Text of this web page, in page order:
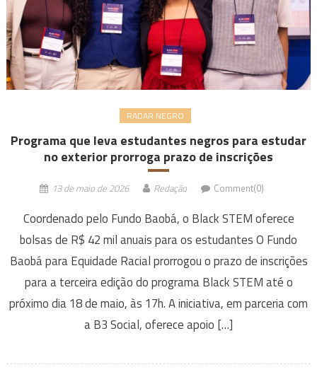
RADAR NEGRO
Programa que leva estudantes negros para estudar
no exterior prorroga prazo de inscrições
13 de maio de 2026 Redação Comment(0)
Coordenado pelo Fundo Baobá, o Black STEM oferece
bolsas de R$ 42 mil anuais para os estudantes O Fundo
Baobá para Equidade Racial prorrogou o prazo de inscrições
para a terceira edição do programa Black STEM até o
próximo dia 18 de maio, às 17h. A iniciativa, em parceria com
a B3 Social, oferece apoio […]